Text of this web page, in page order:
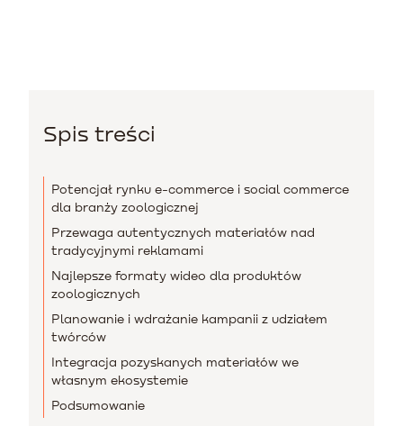
Spis treści
Potencjał rynku e-commerce i social commerce
dla branży zoologicznej
Przewaga autentycznych materiałów nad
tradycyjnymi reklamami
Najlepsze formaty wideo dla produktów
zoologicznych
Planowanie i wdrażanie kampanii z udziałem
twórców
Integracja pozyskanych materiałów we
własnym ekosystemie
Podsumowanie